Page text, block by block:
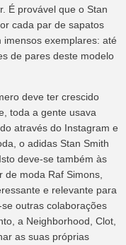
É provável que o Stan
cada par de sapatos
exemplares: até
de pares deste modelo
deve ter crescido
toda a gente usava
através do Instagram e
o adidas Stan Smith
deve-se também às
moda Raf Simons,
e relevante para
outras colaborações
a Neighborhood, Clot,
as suas próprias